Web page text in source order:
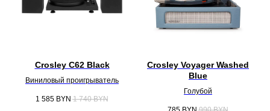
Crosley C62 Black
Виниловый проигрыватель
1 585 BYN 1 740 BYN
Crosley Voyager Washed
Blue
Голубой